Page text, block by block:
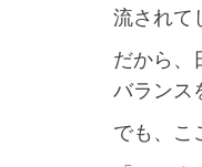
流されて
だから、
バランス
でも、こ